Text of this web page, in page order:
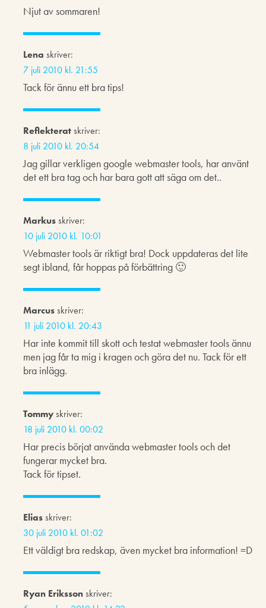
Njut av sommaren!
Lena skriver:
7 juli 2010 kl. 21:55
Tack för ännu ett bra tips!
Reflekteratskriver:
8 juli 2010 kl. 20:54
Jag gillar verkligen google webmaster tools, har använt
det ett bra tag och har bara gott att säga om det..
Markusskriver:
10 juli 2010 kl. 10:01
Webmaster tools är riktigt bra! Dock uppdateras det lite
segt ibland, får hoppas på förbättring 🙂
Marcusskriver:
11 juli 2010 kl. 20:43
Har inte kommit till skott och testat webmaster tools ännu
men jag får ta mig i kragen och göra det nu. Tack för ett
bra inlägg.
Tommyskriver:
18 juli 2010 kl. 00:02
Har precis börjat använda webmaster tools och det
fungerar mycket bra.
Tack för tipset.
Eliasskriver:
30 juli 2010 kl. 01:02
Ett väldigt bra redskap, även mycket bra information! =D
Ryan Erikssonskriver: